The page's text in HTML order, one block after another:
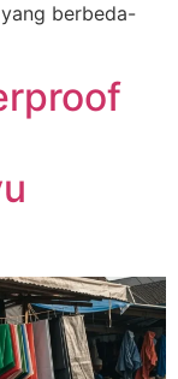
berbeda-